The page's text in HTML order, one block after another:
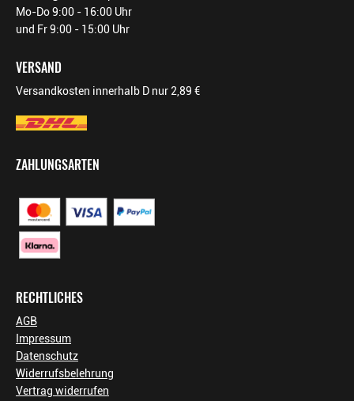
Mo-Do 9:00 - 16:00 Uhr
und Fr 9:00 - 15:00 Uhr
VERSAND
Versandkosten innerhalb D nur 2,89 €
ZAHLUNGSARTEN
RECHTLICHES
AGB
Impressum
Datenschutz
Widerrufsbelehrung
Vertrag widerrufen